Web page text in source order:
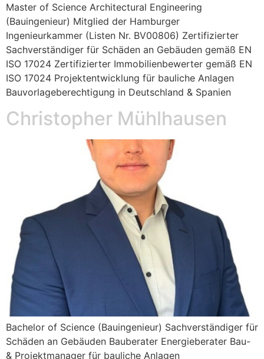
Master of Science Architectural Engineering
(Bauingenieur) Mitglied der Hamburger
Ingenieurkammer (Listen Nr. BV00806) Zertifizierter
Sachverständiger für Schäden an Gebäuden gemäß EN
ISO 17024 Zertifizierter Immobilienbewerter gemäß EN
ISO 17024 Projektentwicklung für bauliche Anlagen
Bauvorlageberechtigung in Deutschland & Spanien
Christopher Mühlhausen
Bachelor of Science (Bauingenieur) Sachverständiger für
Schäden an Gebäuden Bauberater Energieberater Bau-
& Projektmanager für bauliche Anlagen